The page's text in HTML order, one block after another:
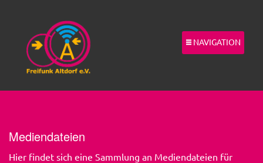
NAVIGATION
Mediendateien
Hier findet sich eine Sammlung an Mediendateien für